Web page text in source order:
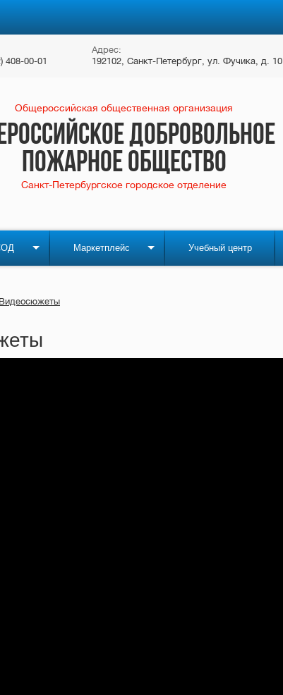
408-00-01
Адрес:
192102, Санкт-Петербург, ул. Фучика, д. 10
Общероссийская общественная организация
добровольное
пожарное общество
Санкт-Петербургское городское отделение
Маркетплейс Учебный центр
Видеосюжеты